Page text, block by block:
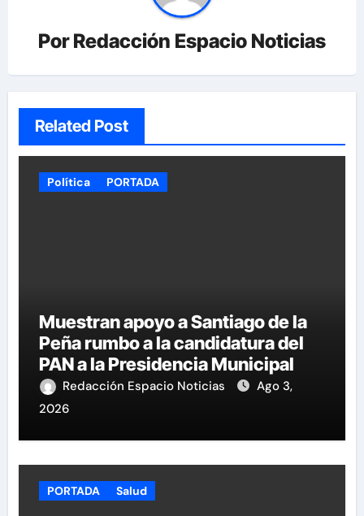
PorRedacción Espacio Noticias
Related Post
Política PORTADA
Muestran apoyo a Santiago de la
Peña rumbo a la candidatura del
PAN a la Presidencia Municipal
Redacción Espacio Noticias
Ago 3,
2026
PORTADA Salud